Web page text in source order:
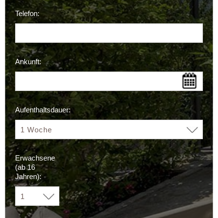
Telefon:
Ankunft:
Aufenthaltsdauer:
Erwachsene
(ab 16
Jahren):